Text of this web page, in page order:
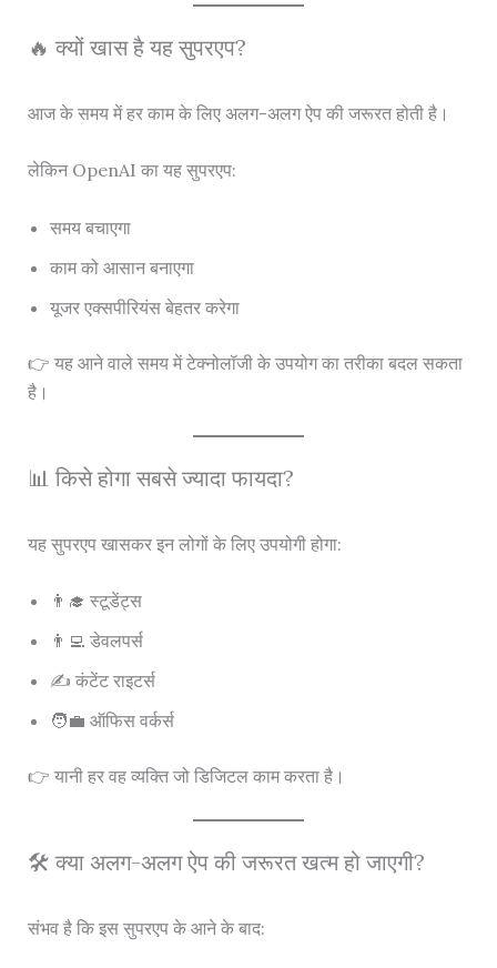
🔥 क्यों खास है यह सुपरएप?
आज के समय में हर काम के लिए अलग-अलग ऐप की जरूरत होती है।
लेकिन OpenAI का यह सुपरएप:
समय बचाएगा
काम को आसान बनाएगा
यूजर एक्सपीरियंस बेहतर करेगा
👉 यह आने वाले समय में टेक्नोलॉजी के उपयोग का तरीका बदल सकता
है।
📊 किसे होगा सबसे ज्यादा फायदा?
यह सुपरएप खासकर इन लोगों के लिए उपयोगी होगा:
👨‍🎓 स्टूडेंट्स
👨‍💻 डेवलपर्स
✍️ कंटेंट राइटर्स
🧑‍💼 ऑफिस वर्कर्स
👉 यानी हर वह व्यक्ति जो डिजिटल काम करता है।
🛠️ क्या अलग-अलग ऐप की जरूरत खत्म हो जाएगी?
संभव है कि इस सुपरएप के आने के बाद: